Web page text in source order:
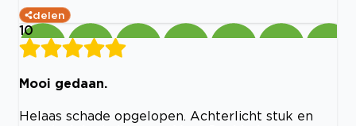
delen
10
Mooi gedaan.
Helaas schade opgelopen. Achterlicht stuk en